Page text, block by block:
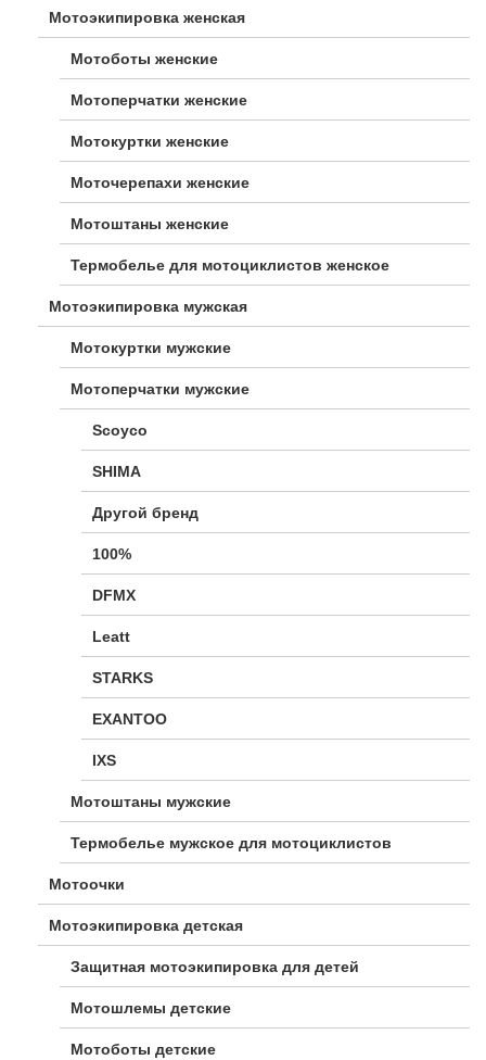
Мотоэкипировка женская
Мотоботы женские
Мотоперчатки женские
Мотокуртки женские
Моточерепахи женские
Мотоштаны женские
Термобелье для мотоциклистов женское
Мотоэкипировка мужская
Мотокуртки мужские
Мотоперчатки мужские
Scoyco
SHIMA
Другой бренд
100%
DFMX
Leatt
STARKS
EXANTOO
IXS
Мотоштаны мужские
Термобелье мужское для мотоциклистов
Мотоочки
Мотоэкипировка детская
Защитная мотоэкипировка для детей
Мотошлемы детские
Мотоботы детские